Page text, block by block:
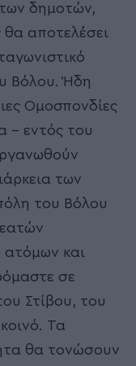
δημοτών,
αποτελέσει
Βόλου. Ήδη
Ομοσπονδίες
– εντός του
των
του Βόλου
και
σε
Στίβου, του
Τα
θα τονώσουν